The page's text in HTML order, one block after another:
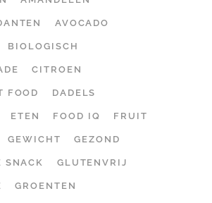
AVOCADO
BIOLOGISCH
CITROEN
FOOD DADELS
ETEN FOOD IQ FRUIT
GEWICHT GEZOND
SNACK GLUTENVRIJ
GROENTEN